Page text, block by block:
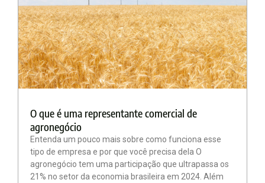
O que é uma representante comercial de
agronegócio
Entenda um pouco mais sobre como funciona esse
tipo de empresa e por que você precisa dela O
agronegócio tem uma participação que ultrapassa os
21% no setor da economia brasileira em 2024. Além